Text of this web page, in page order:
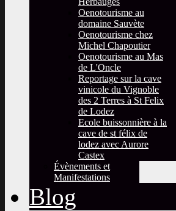
Oenotourisme au
domaine Sauvète
Oenotourisme chez
Michel Chapoutier
Oenotourisme au Mas
de L'Oncle
Reportage sur la cave
vinicole du Vignoble
des 2 Terres à St Felix
de Lodez
Ecole buissonnière à la
cave de st félix de
lodez avec Aurore
Castex
Évènements et
Manifestations
Blog